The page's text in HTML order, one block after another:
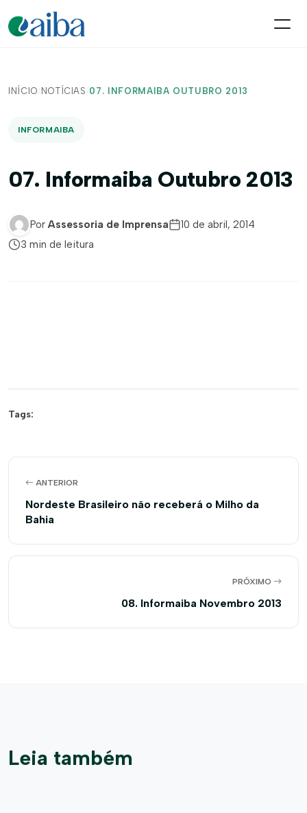
INÍCIO/ NOTÍCIAS /07. INFORMAIBA OUTUBRO 2013
INFORMAIBA
07. Informaiba Outubro 2013
Por Assessoria de Imprensa
10 de abril, 2014
3 min de leitura
Tags:
ANTERIOR
Nordeste Brasileiro não receberá o Milho da
Bahia
PRÓXIMO
08. Informaiba Novembro 2013
Leia também